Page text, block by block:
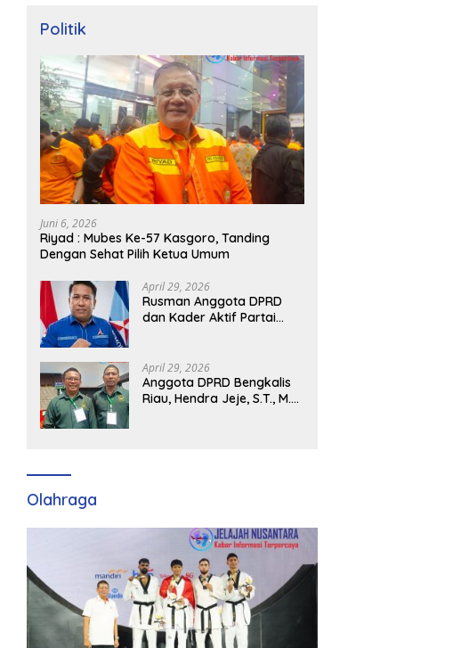
Politik
Juni 6, 2026
Riyad : Mubes Ke-57 Kasgoro, Tanding
Dengan Sehat Pilih Ketua Umum
April 29, 2026
Rusman Anggota DPRD
dan Kader Aktif Partai
Cik Ujang Pimpin DPD
Partai Demokrat SumSel
April 29, 2026
Anggota DPRD Bengkalis
Riau, Hendra Jeje, S.T., M.M
Olahraga